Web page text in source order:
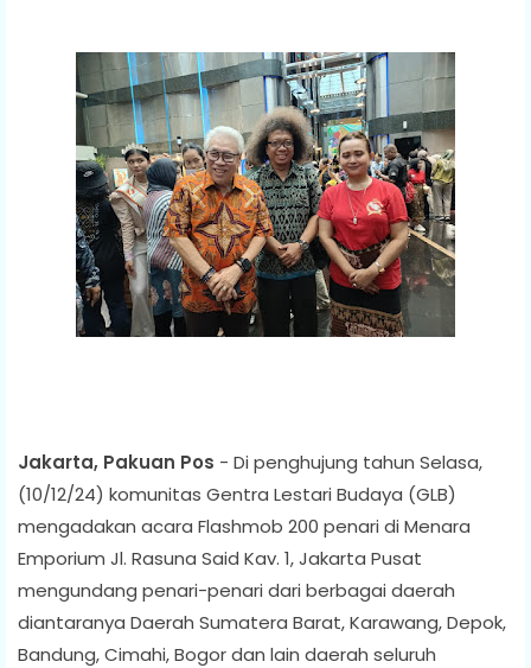
Jakarta, Pakuan Pos - Di penghujung tahun Selasa,
(10/12/24) komunitas Gentra Lestari Budaya (GLB)
mengadakan acara Flashmob 200 penari di Menara
Emporium Jl. Rasuna Said Kav. 1, Jakarta Pusat
mengundang penari-penari dari berbagai daerah
diantaranya Daerah Sumatera Barat, Karawang, Depok,
Bandung, Cimahi, Bogor dan lain daerah seluruh